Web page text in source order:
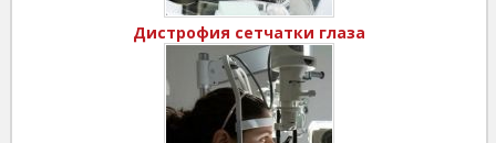
Дистрофия сетчатки глаза